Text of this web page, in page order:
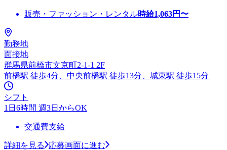
販売・ファッション・レンタル時給1,063円〜
勤務地
面接地
群馬県前橋市文京町2-1-1 2F
前橋駅 徒歩4分、中央前橋駅 徒歩13分、城東駅 徒歩15分
シフト
1日6時間 週3日からOK
交通費支給
詳細を見る
応募画面に進む